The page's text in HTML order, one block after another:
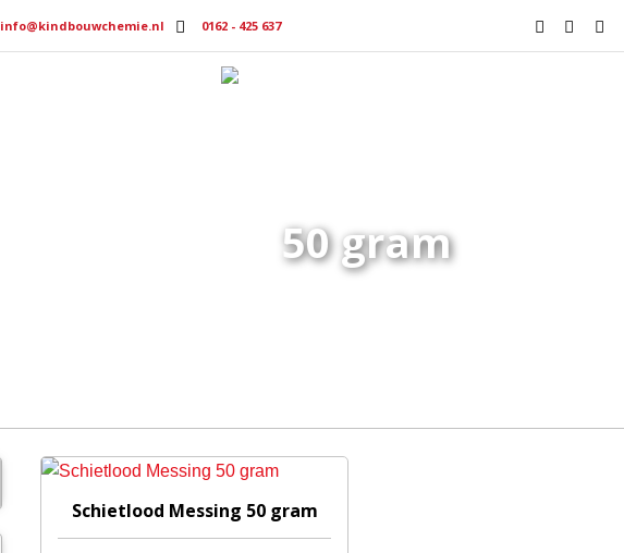
info@kindbouwchemie.nl 0162 - 425 637
50 gram
Schietlood Messing 50 gram